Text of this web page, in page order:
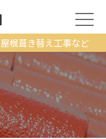
根葺き替え工事など